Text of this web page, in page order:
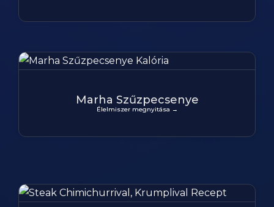
Marha Szűzpecsenye
Élelmiszer megnyitása →